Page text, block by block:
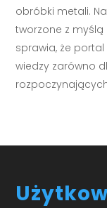
obróbki metali.
tworzone z
sprawia, że
wiedzy zarówno